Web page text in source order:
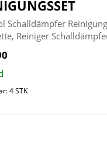
Schalldämpfer
Reiniger
4 STK